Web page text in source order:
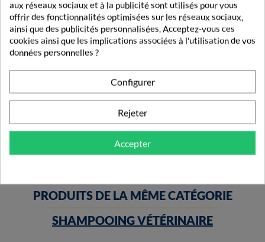
Milbetel Biocanina Vermifuge Chat 2 Comprimés
9,97 €
PRODUITS DE LA MÊME CATÉGORIE
SHAMPOOING VÉTÉRINAIRE
aux réseaux sociaux et à la publicité sont utilisés pour vous
offrir des fonctionnalités optimisées sur les réseaux sociaux,
ainsi que des publicités personnalisées. Acceptez-vous ces
cookies ainsi que les implications associées à l'utilisation de vos
données personnelles ?
Configurer
Rejeter
Accepter